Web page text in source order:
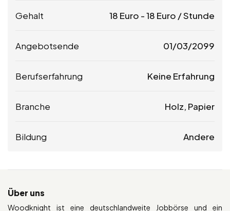
Gehalt 18 Euro -18 Euro / Stunde
Angebotsende 01/03/2099
Berufserfahrung Keine Erfahrung
Branche Holz, Papier
Bildung Andere
Über uns
Woodknight ist eine deutschlandweite Jobbörse und ein